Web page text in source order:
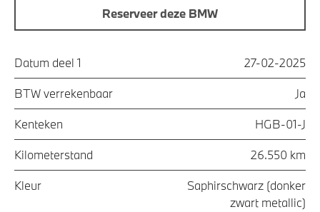
Reserveer deze BMW
Datum deel 1 27-02-2025
BTW verrekenbaar Ja
Kenteken HGB-01-J
Kilometerstand 26.550 km
Kleur
Saphirschwarz (donker
zwart metallic)